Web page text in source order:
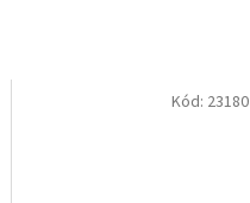
Kód: 23180